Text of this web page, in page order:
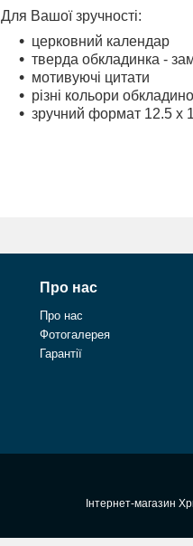
Для Вашої зручності:
церковний календар
тверда обкладинка -
мотивуючі цитати
різні кольори
зручний формат 12.5 х
Про нас
Про нас
Фотогалерея
Гарантії